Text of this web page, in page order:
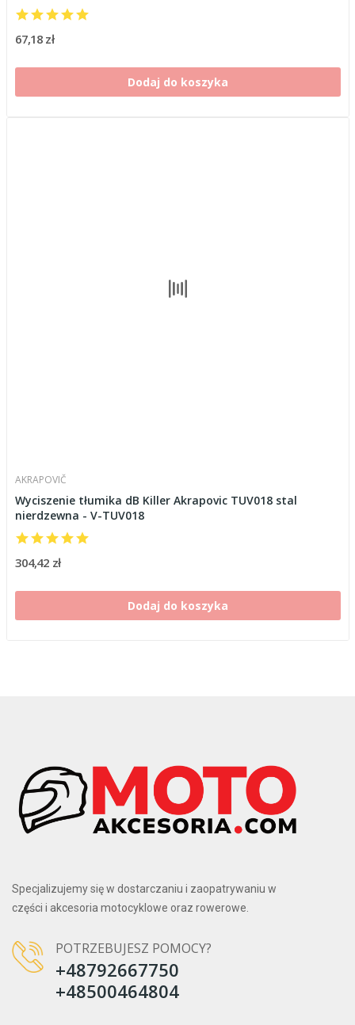
67,18 zł
Dodaj do koszyka
AKRAPOVIČ
Wyciszenie tłumika dB Killer Akrapovic TUV018 stal
nierdzewna - V-TUV018
304,42 zł
Dodaj do koszyka
Specjalizujemy się w dostarczaniu i zaopatrywaniu w
części i akcesoria motocyklowe oraz rowerowe.
POTRZEBUJESZ POMOCY?
+48792667750
+48500464804